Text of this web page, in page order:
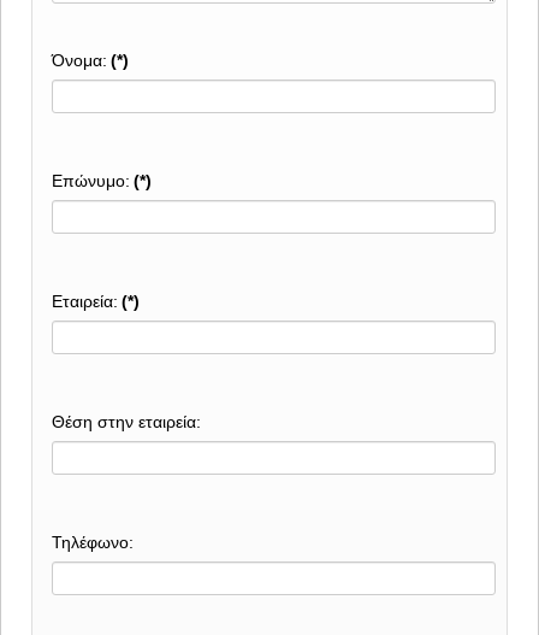
Όνομα: (*)
Επώνυμο: (*)
Εταιρεία: (*)
Θέση στην εταιρεία:
Τηλέφωνο: